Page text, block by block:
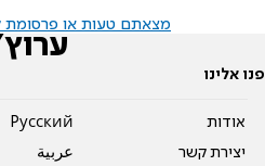
מצאתם טעות או פרסומת
פנו אלינו
אודות
יצירת קשר
Pусский
عربية